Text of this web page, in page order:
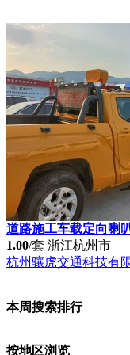
道路施工车载定向喇
1.00/套 浙江杭州市
杭州骧虎交通科技有
本周搜索排行
按地区浏览